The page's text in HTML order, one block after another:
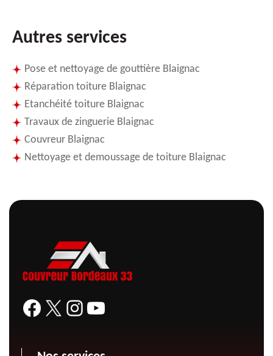
Autres services
Pose et nettoyage de gouttière Blaignac
Réparation toiture Blaignac
Etanchéité toiture Blaignac
Travaux de zinguerie Blaignac
Couvreur Blaignac
Nettoyage et demoussage de toiture Blaignac